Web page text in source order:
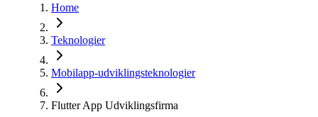
Home
Teknologier
Mobilapp-udviklingsteknologier
Flutter App Udviklingsfirma